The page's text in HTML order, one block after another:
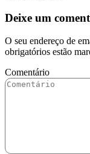
Deixe um
O seu endereço de
obrigatórios estão
Comentário